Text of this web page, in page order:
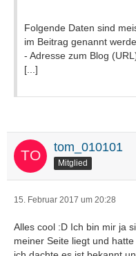
Folgende Daten sind
im Beitrag genannt
- Adresse zum Blog
[...]
tom_010101
Mitglied
15. Februar 2017 um 20:28
Alles cool :D Ich bin mir ja
meiner Seite liegt und